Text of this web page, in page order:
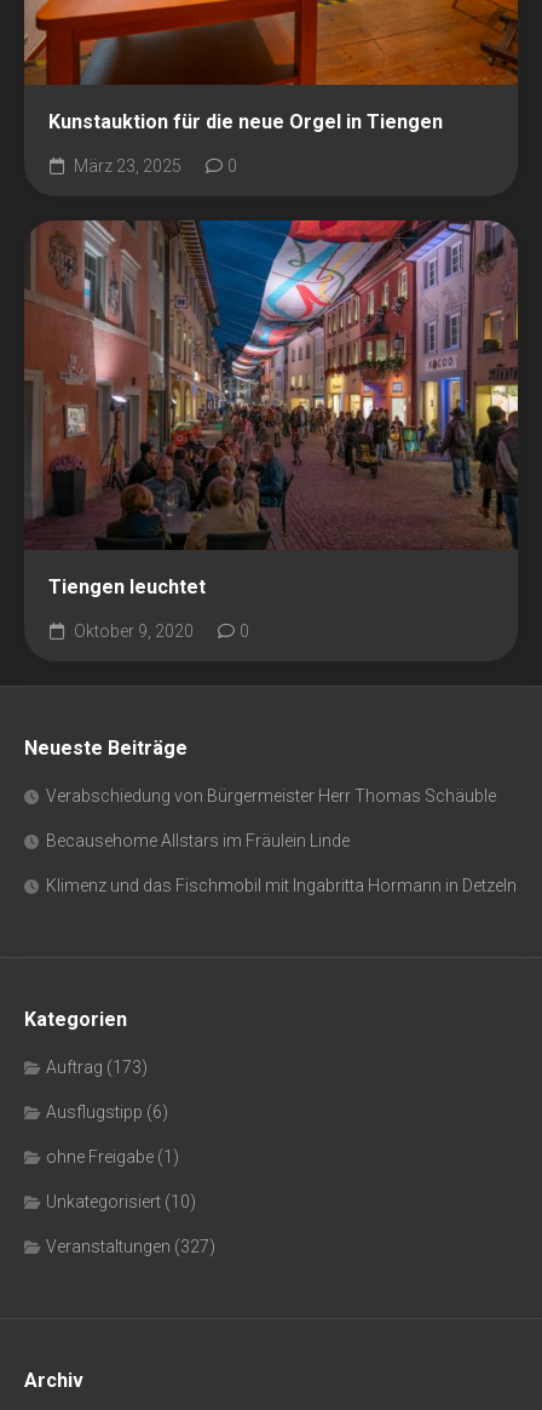
Kunstauktion für die neue Orgel in Tiengen
März 23, 2025 0
Tiengen leuchtet
Oktober 9, 2020 0
Neueste Beiträge
Verabschiedung von Bürgermeister Herr Thomas Schäuble
Becausehome Allstars im Fräulein Linde
Klimenz und das Fischmobil mit Ingabritta Hormann in Detzeln
Kategorien
Auftrag (173)
Ausflugstipp (6)
ohne Freigabe (1)
Unkategorisiert (10)
Veranstaltungen (327)
Archiv